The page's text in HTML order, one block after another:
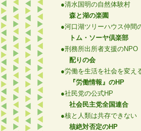
●清水国明の自然体験村
森と湖の楽園
●河口湖ツリーハウス仲間
トム・ソーヤ倶楽部
●刑務所出所者支援のNPO
配りの会
●労働を生活を社会を変え
『労働情報』のHP
●社民党の公式HP
社会民主党全国連合
●核と人類は共存できない
核絶対否定のHP